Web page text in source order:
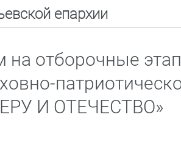
епархии
на отборочные
И ОТЕЧЕСТВО»